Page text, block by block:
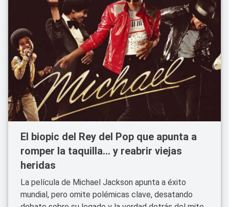
El biopic del Rey del Pop que apunta a
romper la taquilla… y reabrir viejas
heridas
La película de Michael Jackson apunta a éxito
mundial, pero omite polémicas clave, desatando